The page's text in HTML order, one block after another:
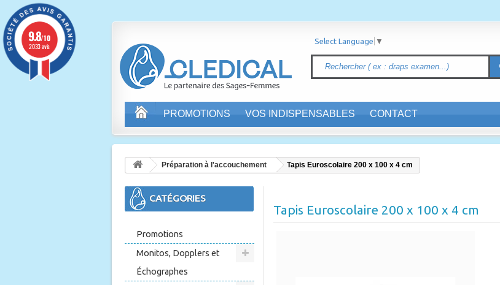
PROMOTIONS VOS INDISPENSABLES CONTACT
Select Language ▼
Préparation à l'accouchement Tapis Euroscolaire 200 x 100 x 4 cm
CATÉGORIES
Promotions
Monitos, Dopplers et
Échographes
Tapis Euroscolaire 200 x 100 x 4 cm
9.8/10
2033 avis